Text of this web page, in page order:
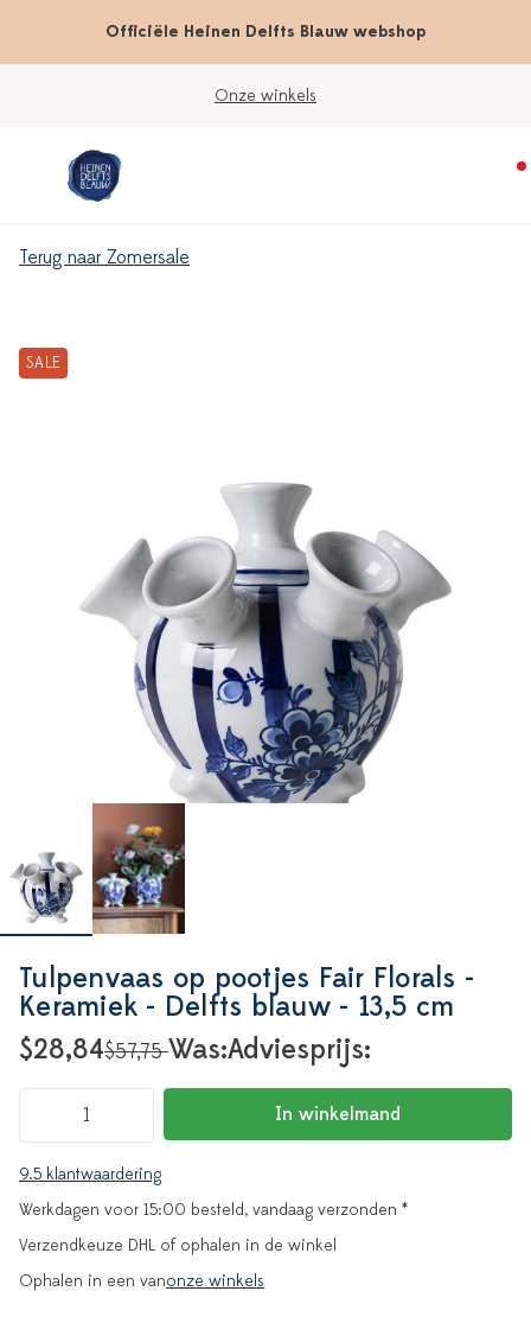
Officiële Heinen Delfts Blauw webshop
Onze winkels
Terug naar Zomersale
SALE
Tulpenvaas op pootjes Fair Florals -
Keramiek - Delfts blauw - 13,5 cm
Adviesprijs:
$57,75Was:
$28,84
In winkelmand
9.5 klantwaardering
Werkdagen voor 15:00 besteld, vandaag verzonden *
Verzendkeuze DHL of ophalen in de winkel
Ophalen in een vanonze winkels